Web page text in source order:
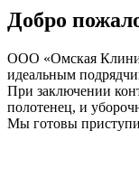
Добро
ООО «Омская
идеальным
При заключении
полотенец, и
Мы готовы